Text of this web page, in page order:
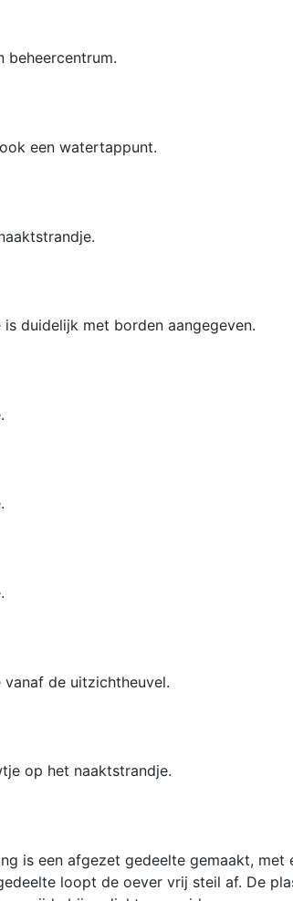
beheercentrum.
een watertappunt.
duidelijk met borden aangegeven.
de uitzichtheuvel.
op het naaktstrandje.
is een afgezet gedeelte gemaakt,
loopt de oever vrij steil af. De